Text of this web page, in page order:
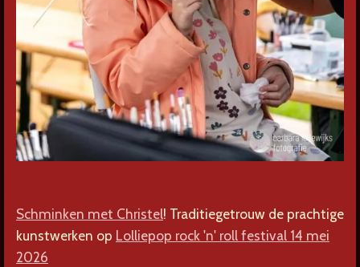
Schminken met Christel! Traditiegetrouw de prachtige
kunstwerken op Lolliepop rock 'n' roll festival 14 mei
2026